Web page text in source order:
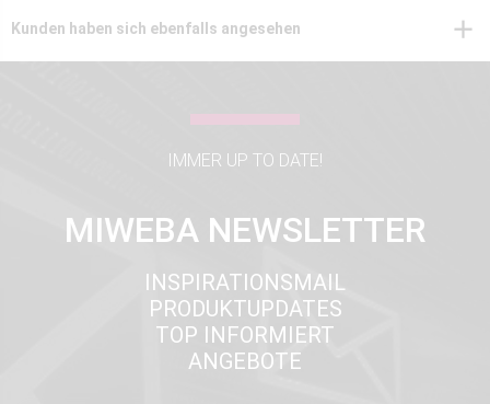
Kunden haben sich ebenfalls angesehen
IMMER UP TO DATE!
MIWEBA NEWSLETTER
INSPIRATIONSMAIL
PRODUKTUPDATES
TOP INFORMIERT
ANGEBOTE